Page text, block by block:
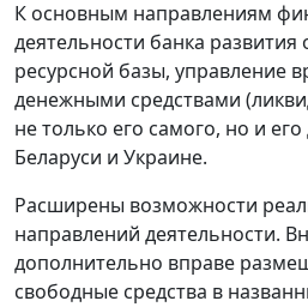
К основным направлениям
деятельности банка
ресурсной базы, управление
денежными средствами
не только его самого, но и
Беларуси и Украине.
Расширены возможности
направлений деятельности.
дополнительно вправе
свободные средства в